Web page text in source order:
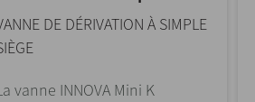
DE DÉRIVATION À SIMPLE
vanne INNOVA Mini K